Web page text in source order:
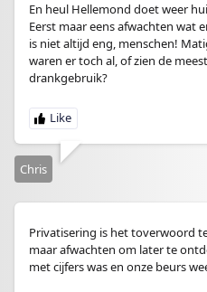
En heul Hellemond doet weer
Eerst maar eens afwachten wat
is niet altijd eng, menschen!
waren er toch al, of zien de
drankgebruik?
Chris
Privatisering is het toverwoord
maar afwachten om later te
met cijfers was en onze beurs